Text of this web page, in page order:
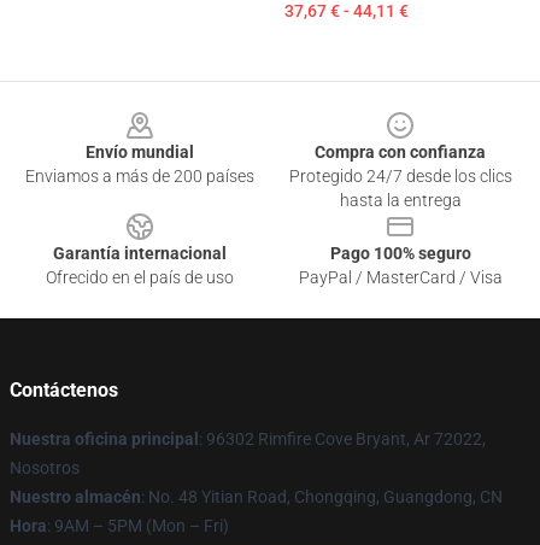
37,67 € - 44,11 €
Envío mundial
Enviamos a más de 200 países
Compra con confianza
Protegido 24/7 desde los clics
hasta la entrega
Garantía internacional
Ofrecido en el país de uso
Pago 100% seguro
PayPal / MasterCard / Visa
Contáctenos
Nuestra oficina principal : 96302 Rimfire Cove Bryant, Ar 72022,
Nosotros
Nuestro almacén: No. 48 Yitian Road, Chongqing, Guangdong, CN
Hora: 9AM – 5PM (Mon – Fri)